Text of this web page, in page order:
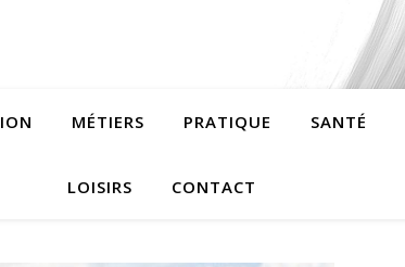
MÉTIERS PRATIQUE SANTÉ
LOISIRS CONTACT